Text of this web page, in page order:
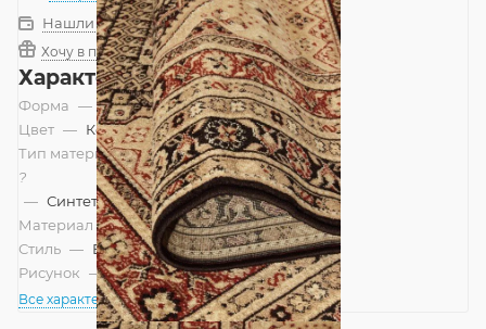
Нашли дешевле?
Хочу в подарок
Характеристики
Форма — Прямоугольник
Цвет — Коричневый
Тип материала
?
— Синтетический
Материал — Полипропилен
Стиль — Восточный
Рисунок — Классический
Все характеристики